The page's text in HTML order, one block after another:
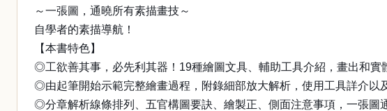
～一張圖，通曉所有素描畫技～
自學者的素描導航！
【本書特色】
◎工欲善其事，必先利其器！19種繪圖文具、輔助工具介紹，畫出和實
◎由起筆開始示範完整繪畫過程，附錄細部放大解析，使用工具詳介以
◎分章解析線條排列、五官構圖要訣、繪製正、側面注意事項，一張圖